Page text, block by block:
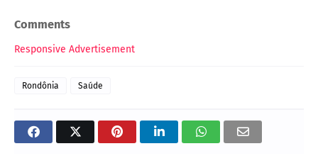
Comments
Responsive Advertisement
Rondônia Saúde